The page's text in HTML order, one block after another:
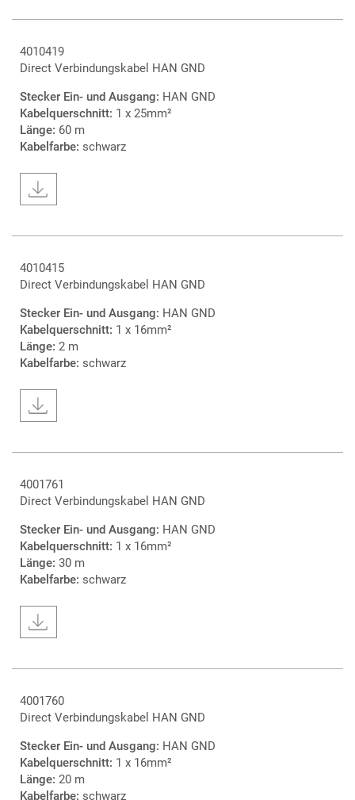
4010419
Direct Verbindungskabel HAN GND
Stecker Ein- und Ausgang: HAN GND
Kabelquerschnitt: 1 x 25mm²
Länge: 60 m
Kabelfarbe: schwarz
4010415
Direct Verbindungskabel HAN GND
Stecker Ein- und Ausgang: HAN GND
Kabelquerschnitt: 1 x 16mm²
Länge: 2 m
Kabelfarbe: schwarz
4001761
Direct Verbindungskabel HAN GND
Stecker Ein- und Ausgang: HAN GND
Kabelquerschnitt: 1 x 16mm²
Länge: 30 m
Kabelfarbe: schwarz
4001760
Direct Verbindungskabel HAN GND
Stecker Ein- und Ausgang: HAN GND
Kabelquerschnitt: 1 x 16mm²
Länge: 20 m
Kabelfarbe: schwarz